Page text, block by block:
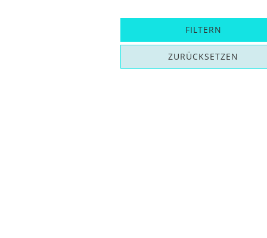
FILTERN
ZURÜCKSETZEN